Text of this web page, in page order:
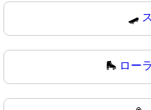
🛹
🛼 ロー